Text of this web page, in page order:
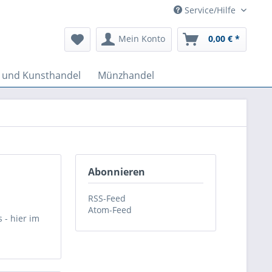
Service/Hilfe
Mein Konto 0,00 € *
Kunsthandel Münzhandel
Abonnieren
RSS-Feed
Atom-Feed
- hier im